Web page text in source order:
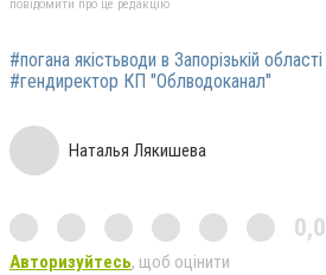
повідомити про це редакцію
#погана якістьводи в Запорізькій області
#гендиректор КП "Облводоканал"
Наталья Лякишева
0,0
Авторизуйтесь, щоб оцінити